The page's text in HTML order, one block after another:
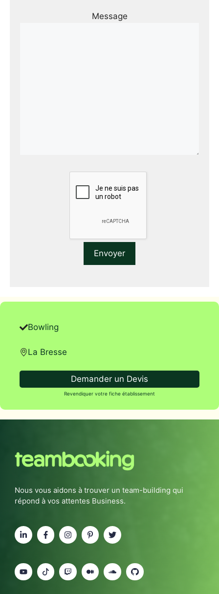
Message
Bowling
La Bresse
Demander un Devis
Revendiquer votre fiche établissement
Nous vous aidons à trouver un team-building qui
répond à vos attentes Business.